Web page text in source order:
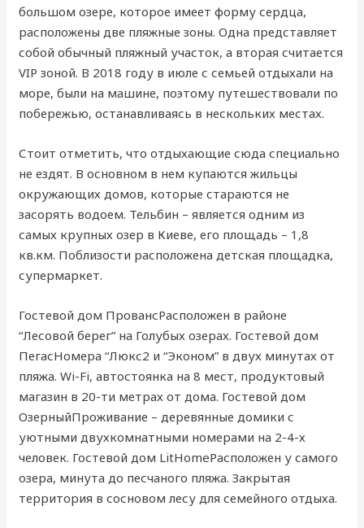
большом озере, которое имеет форму сердца,
расположены две пляжные зоны. Одна представляет
собой обычный пляжный участок, а вторая считается
VIP зоной. В 2018 году в июле с семьей отдыхали на
море, были на машине, поэтому путешествовали по
побережью, останавливаясь в нескольких местах.
Стоит отметить, что отдыхающие сюда специально
не ездят. В основном в нем купаются жильцы
окружающих домов, которые стараются не
засорять водоем. Тельбин – является одним из
самых крупных озер в Киеве, его площадь – 1,8
кв.км. Поблизости расположена детская площадка,
супермаркет.
Гостевой дом ПровансРасположен в районе
“Лесовой берег” на Голубых озерах. Гостевой дом
ПегасНомера “Люкс2 и “Эконом” в двух минутах от
пляжа. Wi-Fi, автостоянка на 8 мест, продуктовый
магазин в 20-ти метрах от дома. Гостевой дом
ОзерныйПроживание – деревянные домики с
уютными двухкомнатными номерами на 2-4-х
человек. Гостевой дом LitHomeРасположен у самого
озера, минута до песчаного пляжа. Закрытая
территория в сосновом лесу для семейного отдыха.